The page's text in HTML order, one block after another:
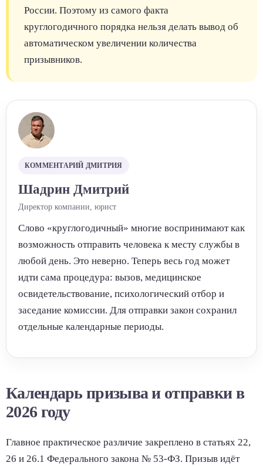
России. Поэтому из самого факта
круглогодичного порядка нельзя делать вывод об
автоматическом увеличении количества
призывников.
КОММЕНТАРИЙ ДМИТРИЯ
Шадрин Дмитрий
Директор компании, юрист
Слово «круглогодичный» многие воспринимают как
возможность отправить человека к месту службы в
любой день. Это неверно. Теперь весь год может
идти сама процедура: вызов, медицинское
освидетельствование, психологический отбор и
заседание комиссии. Для отправки закон сохранил
отдельные календарные периоды.
Календарь призыва и отправки в
2026 году
Главное практическое различие закреплено в статьях 22,
26 и 26.1 Федерального закона № 53-ФЗ. Призыв идёт